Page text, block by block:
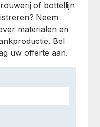
of bottellijn
Neem
materialen en
Bel
uw offerte aan.